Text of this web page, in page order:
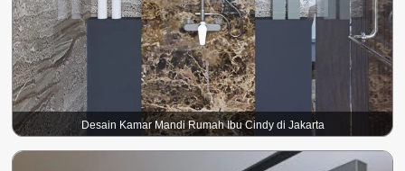
Desain Kamar Mandi Rumah Ibu Cindy di Jakarta